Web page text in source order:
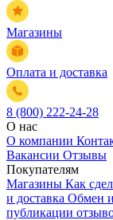
Магазины
Оплата и доставка
8 (800) 222-24-28
О нас
О компании
Вакансии Отзывы
Покупателям
Магазины Как
и доставка Обмен
публикации